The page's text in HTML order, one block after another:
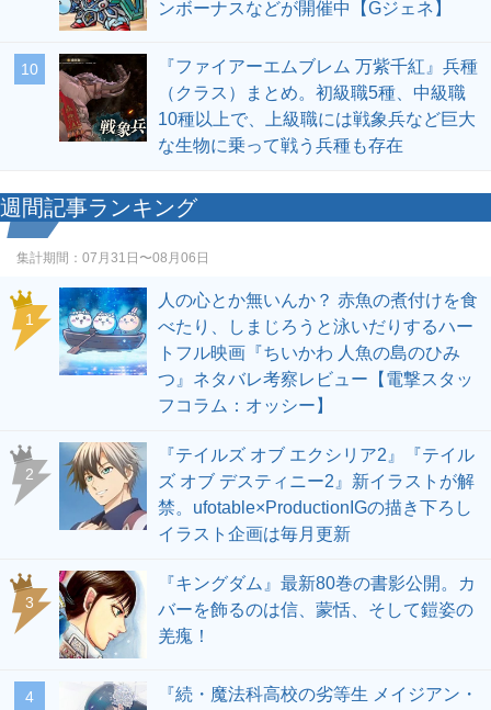
ンボーナスなどが開催中【Gジェネ】
10
『ファイアーエムブレム 万紫千紅』兵種
（クラス）まとめ。初級職5種、中級職
10種以上で、上級職には戦象兵など巨大
な生物に乗って戦う兵種も存在
週間記事ランキング
集計期間： 07月31日〜08月06日
1
人の心とか無いんか？ 赤魚の煮付けを食
べたり、しまじろうと泳いだりするハー
トフル映画『ちいかわ 人魚の島のひみ
つ』ネタバレ考察レビュー【電撃スタッ
フコラム：オッシー】
2
『テイルズ オブ エクシリア2』『テイル
ズ オブ デスティニー2』新イラストが解
禁。ufotable×ProductionIGの描き下ろし
イラスト企画は毎月更新
3
『キングダム』最新80巻の書影公開。カ
バーを飾るのは信、蒙恬、そして鎧姿の
羌瘣！
4
『続・魔法科高校の劣等生 メイジアン・